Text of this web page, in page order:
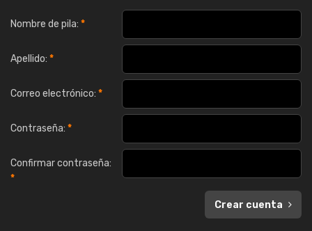
Nombre de pila: *
Apellido: *
Correo electrónico: *
Contraseña: *
Confirmar contraseña:
*
Crear cuenta